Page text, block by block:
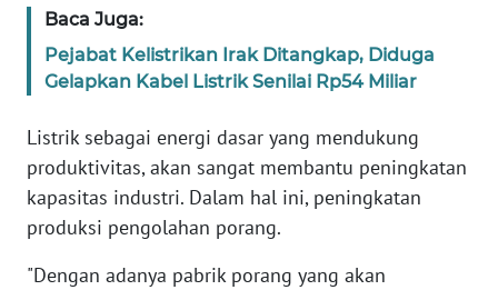
Baca Juga:
Pejabat Kelistrikan Irak Ditangkap, Diduga
Gelapkan Kabel Listrik Senilai Rp54 Miliar
Listrik sebagai energi dasar yang mendukung
produktivitas, akan sangat membantu peningkatan
kapasitas industri. Dalam hal ini, peningkatan
produksi pengolahan porang.
"Dengan adanya pabrik porang yang akan
KEPRI
PAPUA
WN
PAPUA